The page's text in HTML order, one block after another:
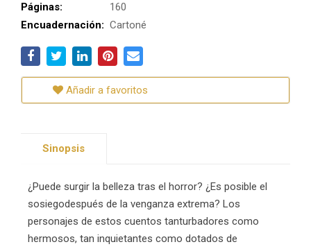
Páginas:
160
Encuadernación: Cartoné
Añadir a favoritos
Sinopsis
¿Puede surgir la belleza tras el horror? ¿Es posible el
sosiegodespués de la venganza extrema? Los
personajes de estos cuentos tanturbadores como
hermosos, tan inquietantes como dotados de